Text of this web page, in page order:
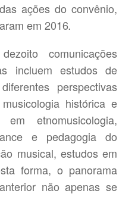
ações do convênio,
em 2016.
comunicações
incluem estudos de
perspectivas
histórica e
em etnomusicologia,
e pedagogia do
musical, estudos em
forma, o panorama
não apenas se